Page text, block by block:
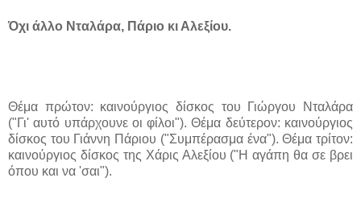
Όχι άλλο Νταλάρα, Πάριο κι Αλεξίου.
Θέμα πρώτον: καινούργιος δίσκος του Γιώργου Νταλάρα
("Γι' αυτό υπάρχουνε οι φίλοι"). Θέμα δεύτερον: καινούργιος
δίσκος του Γιάννη Πάριου ("Συμπέρασμα ένα"). Θέμα τρίτον:
καινούργιος δίσκος της Χάρις Αλεξίου ("Η αγάπη θα σε βρει
όπου και να 'σαι").